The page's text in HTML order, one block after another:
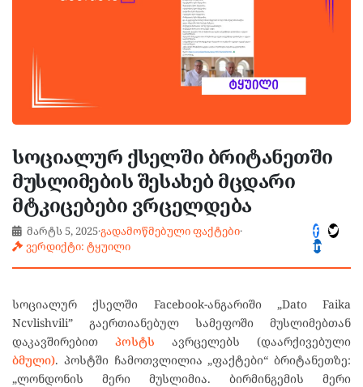
სოციალურ ქსელში ბრიტანეთში
მუსლიმების შესახებ მცდარი
მტკიცებები ვრცელდება
მარტს 5, 2025·გადამოწმებული ფაქტები·
ვერდიქტი: ტყუილი
სოციალურ ქსელში Facebook-ანგარიში „Dato Faika
Ncvlishvili” გაერთიანებულ სამეფოში მუსლიმებთან
დაკავშირებით პოსტს ავრცელებს (დაარქივებული
ბმული). პოსტში ჩამოთვლილია „ფაქტები“ ბრიტანეთზე:
„ლონდონის მერი მუსლიმია. ბირმინგემის მერი